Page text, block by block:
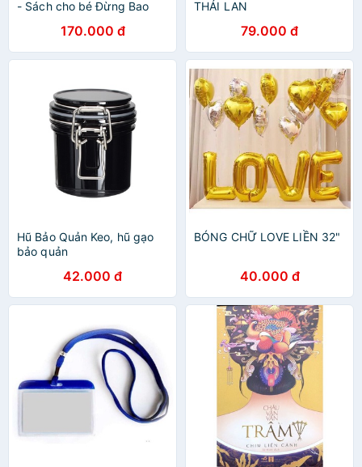
- Sách cho bé Đừng Bao
170.000 đ
THÁI LAN
79.000 đ
Hũ Bảo Quản Keo, hũ gạo
bảo quản
42.000 đ
BÓNG CHỮ LOVE LIỀN 32"
40.000 đ